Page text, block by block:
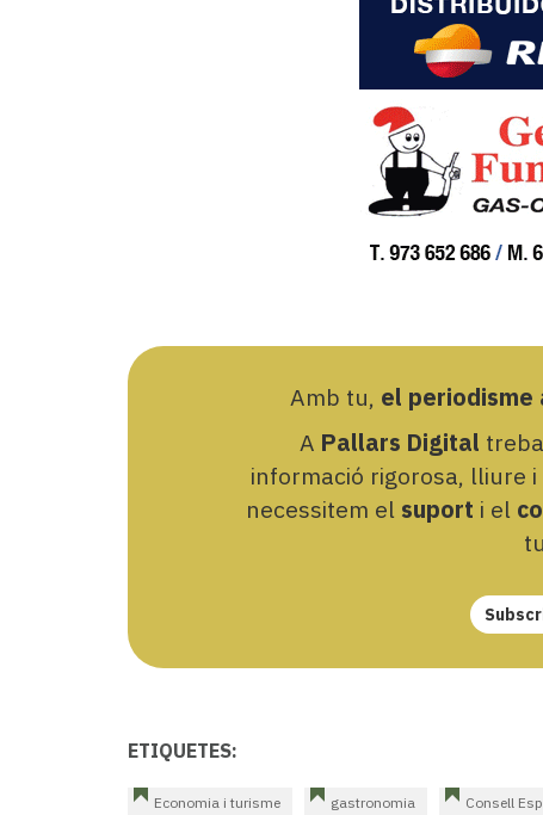
Amb tu, el periodisme
A Pallars Digital
informació rigorosa, lliure
necessitem el suport i el
ETIQUETES:
Economia i turisme gastronomia Consell